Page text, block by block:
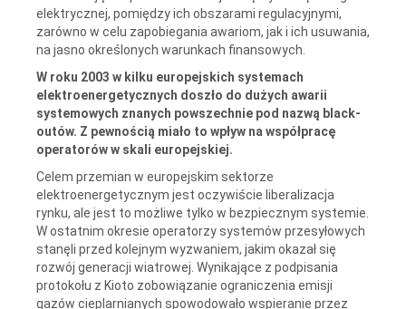
elektrycznej, pomiędzy ich obszarami regulacyjnymi,
zarówno w celu zapobiegania awariom, jak i ich usuwania,
na jasno określonych warunkach finansowych.
W roku 2003 w kilku europejskich systemach
elektroenergetycznych doszło do dużych awarii
systemowych znanych powszechnie pod nazwą black-
outów. Z pewnością miało to wpływ na współpracę
operatorów w skali europejskiej.
Celem przemian w europejskim sektorze
elektroenergetycznym jest oczywiście liberalizacja
rynku, ale jest to możliwe tylko w bezpiecznym systemie.
W ostatnim okresie operatorzy systemów przesyłowych
stanęli przed kolejnym wyzwaniem, jakim okazał się
rozwój generacji wiatrowej. Wynikające z podpisania
protokołu z Kioto zobowiązanie ograniczenia emisji
gazów cieplarnianych spowodowało wspieranie przez